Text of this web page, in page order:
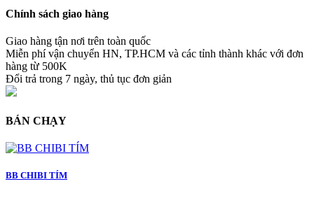
Chính sách giao hàng
Giao hàng tận nơi trên toàn quốc
Miễn phí vận chuyển HN, TP.HCM và các tỉnh thành khác với đơn
hàng từ 500K
Đổi trả trong 7 ngày, thủ tục đơn giản
BÁN CHẠY
BB CHIBI TÍM